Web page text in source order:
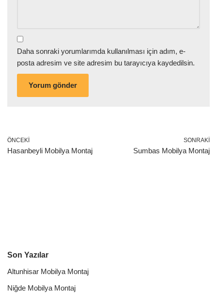
Daha sonraki yorumlarımda kullanılması için adım, e-
posta adresim ve site adresim bu tarayıcıya kaydedilsin.
ÖNCEKI
Hasanbeyli Mobilya Montaj
SONRAKI
Sumbas Mobilya Montaj
Son Yazılar
Altunhisar Mobilya Montaj
Niğde Mobilya Montaj